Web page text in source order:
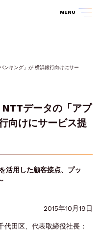
MENU
ンキング」が 横浜銀行向けにサー
NTTデータの「アプ
向けにサービス提
活用した顧客接点、プッ
2015年10月19日
田区、代表取締役社長：